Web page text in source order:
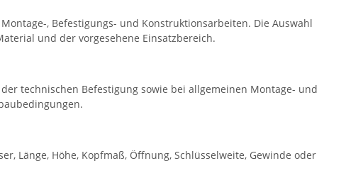
, Befestigungs- und Konstruktionsarbeiten. Die Auswahl
und der vorgesehene Einsatzbereich.
technischen Befestigung sowie bei allgemeinen Montage- und
Länge, Höhe, Kopfmaß, Öffnung, Schlüsselweite, Gewinde oder